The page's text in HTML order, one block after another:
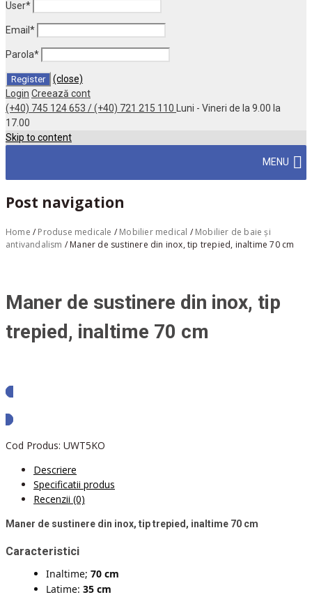
User*
Email *
Parola*
(close)
Login Creează cont
(+40) 745 124 653 / (+40) 721 215 110
Luni - Vineri de la 9.00 la
17.00
Skip to content
MENU
Post navigation
Home / Produse medicale / Mobilier medical / Mobilier de baie și
antivandalism / Maner de sustinere din inox, tip trepied, inaltime 70 cm
Maner de sustinere din inox, tip
trepied, inaltime 70 cm
Cod Produs: UWT5KO
Descriere
Specificatii produs
Recenzii (0)
Maner de sustinere din inox, tip trepied, inaltime 70 cm
Caracteristici
Inaltime; 70 cm
Latime: 35 cm